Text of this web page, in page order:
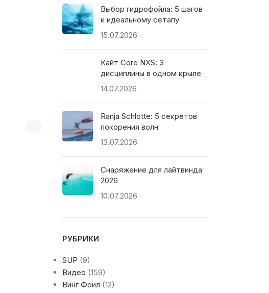
Выбор гидрофойла: 5 шагов
к идеальному сетапу
15.07.2026
Кайт Core NXS: 3
дисциплины в одном крыле
14.07.2026
Ranja Schlotte: 5 секретов
покорения волн
13.07.2026
Снаряжение для лайтвинда
2026
10.07.2026
РУБРИКИ
SUP (9)
Видео (159)
Винг Фоил (12)